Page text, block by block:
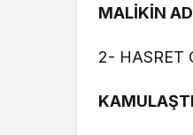
MALİKİN
2- HASRET